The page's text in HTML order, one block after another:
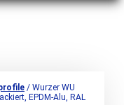
/ Wurzer WU
EPDM-Alu, RAL